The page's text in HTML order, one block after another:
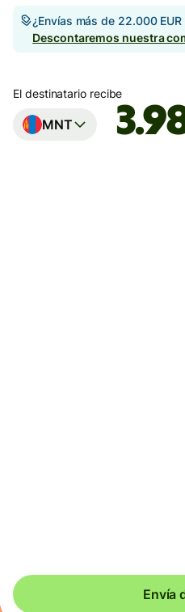
¿Envías más de 22.000
Descontaremos nuestra
El destinatario recibe
MNT
Envía